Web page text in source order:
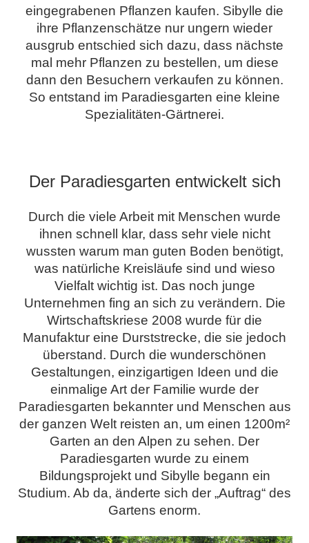
eingegrabenen Pflanzen kaufen. Sibylle die
ihre Pflanzenschätze nur ungern wieder
ausgrub entschied sich dazu, dass nächste
mal mehr Pflanzen zu bestellen, um diese
dann den Besuchern verkaufen zu können.
So entstand im Paradiesgarten eine kleine
Spezialitäten-Gärtnerei.
Der Paradiesgarten entwickelt sich
Durch die viele Arbeit mit Menschen wurde
ihnen schnell klar, dass sehr viele nicht
wussten warum man guten Boden benötigt,
was natürliche Kreisläufe sind und wieso
Vielfalt wichtig ist. Das noch junge
Unternehmen fing an sich zu verändern. Die
Wirtschaftskriese 2008 wurde für die
Manufaktur eine Durststrecke, die sie jedoch
überstand. Durch die wunderschönen
Gestaltungen, einzigartigen Ideen und die
einmalige Art der Familie wurde der
Paradiesgarten bekannter und Menschen aus
der ganzen Welt reisten an, um einen 1200m²
Garten an den Alpen zu sehen. Der
Paradiesgarten wurde zu einem
Bildungsprojekt und Sibylle begann ein
Studium. Ab da, änderte sich der „Auftrag“ des
Gartens enorm.